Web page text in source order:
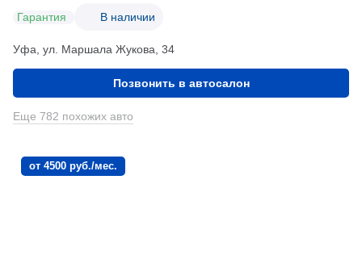
Гарантия В наличии
Уфа, ул. Маршала Жукова, 34
Позвонить в автосалон
Еще 782 похожих авто
от 4500 руб./мес.